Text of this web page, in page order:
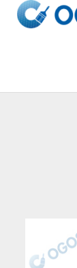
ッ